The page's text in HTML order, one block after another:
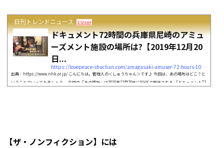
日刊トレンドニュース 1 User
ドキュメント72時間の兵庫県尼崎のアミュ
ーズメント施設の場所は?【2019年12月20
日...
https://lovepeace-shuchan.com/amagasaki-amuser-72-hours-10244
出典：https://www.nhk.or.jp/ こんにちは。管理人の＜しゅうちゃん＞です♪ 今回は、あの場所はどこ？と
いうことでいってみましょう。 今回の「あの場所」は2019年12月20日にNHKで放送される 「ドキュメント72
【ザ・ノンフィクション】には